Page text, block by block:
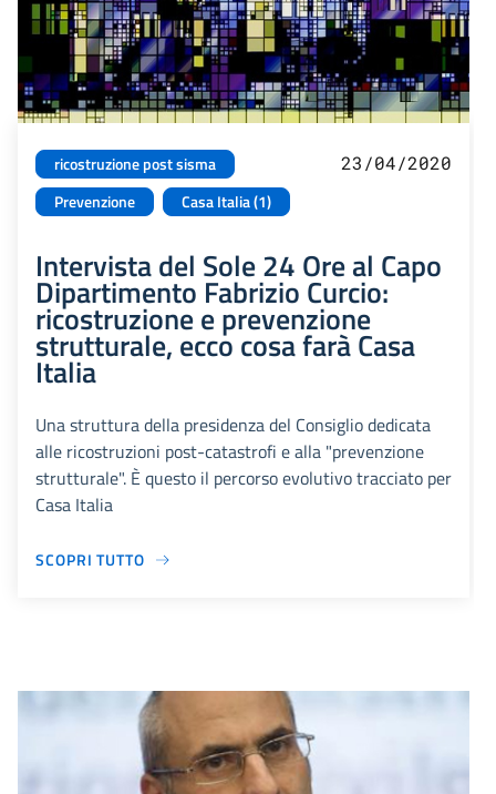
ricostruzione post sisma
Prevenzione
Casa Italia (1)
23/04/2020
Intervista del Sole 24 Ore al Capo
Dipartimento Fabrizio Curcio:
ricostruzione e prevenzione
strutturale, ecco cosa farà Casa
Italia
Una struttura della presidenza del Consiglio dedicata
alle ricostruzioni post-catastrofi e alla "prevenzione
strutturale". È questo il percorso evolutivo tracciato per
Casa Italia
SCOPRI TUTTO